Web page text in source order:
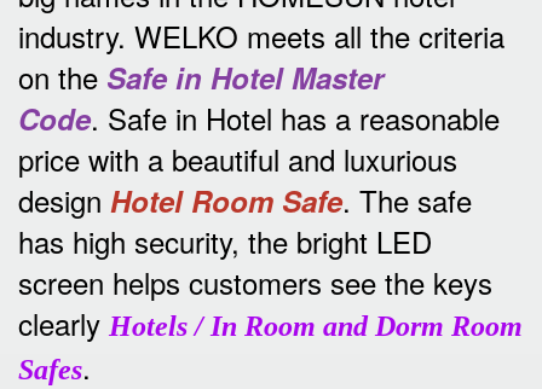
industry. WELKO meets all the criteria
on the Safe in Hotel Master
Code. Safe in Hotel has a reasonable
price with a beautiful and luxurious
design Hotel Room Safe. The safe
has high security, the bright LED
screen helps customers see the keys
clearly Hotels / In Room and Dorm Room
Safes.